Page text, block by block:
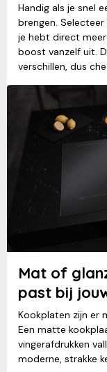
Handig als je snel
brengen.
je hebt direct
boost vanzelf uit.
verschillen, dus
Mat of
past bij
Kookplaten zijn er
Een matte
vingerafdrukken
moderne, strakke